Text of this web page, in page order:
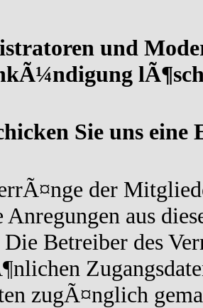
und
Sie uns
der
Anregungen aus
Die Betreiber des
zugÃ¤nglich